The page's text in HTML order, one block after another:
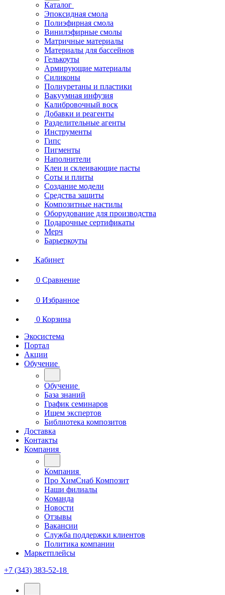
Каталог
Эпоксидная смола
Полиэфирная смола
Винилэфирные смолы
Матричные материалы
Материалы для бассейнов
Гелькоуты
Армирующие материалы
Силиконы
Полиуретаны и пластики
Вакуумная инфузия
Калибровочный воск
Добавки и реагенты
Разделительные агенты
Инструменты
Гипс
Пигменты
Наполнители
Клеи и склеивающие пасты
Соты и плиты
Создание модели
Средства защиты
Композитные настилы
Оборудование для производства
Подарочные сертификаты
Мерч
Барьеркоуты
Кабинет
0 Сравнение
0 Избранное
0 Корзина
Экосистема
Портал
Акции
Обучение
Обучение
База знаний
График семинаров
Ищем экспертов
Библиотека композитов
Доставка
Контакты
Компания
Компания
Про ХимСнаб Композит
Наши филиалы
Команда
Новости
Отзывы
Вакансии
Служба поддержки клиентов
Политика компании
Маркетплейсы
+7 (343) 383-52-18